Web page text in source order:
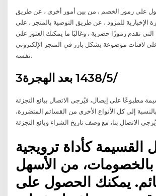
على رموز الخصم ، من بين أمور أخرى ، عن طريق
الإخبارية للمزود ، عن طريق التوصية بالمتجر ، على
تقدم رموزًا حصرية ، وغالبًا ما يمكنك العثور على
لافتات موضوعة بشكل بارز في المتجر الإلكتروني
نفسه.
3‏‏/5‏‏/1438 بعد الهجرة
مطبوعًا على إيصال، فيُرجى الاتصال ببائع التجزئة
إلى كل الأنواع الأخرى من القسائم المتضررة،
القسيمة كأداة ترويجية
بالخصومات، من الأسهل
يمكنك الحصول على